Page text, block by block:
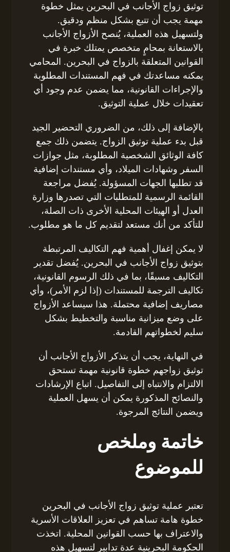
توثيق زواج الأجانب في البحرين يمثل خطوة
مهمة يجب أن تتبع بشكل منظم ودقيق.
ولتسهيل هذه العملية، يُنصح الأزواج الأجانب
بالاستعانة بمحامٍ متخصص يمتلك خبرة في
القوانين المتعلقة بالزواج في البحرين. المحامي
يمكنه مساعدتك في فهم المستندات المطلوبة
والإجراءات القانونية، مما يضمن عدم وجود أي
تعقيدات خلال عملية التوثيق.
بالإضافة إلى ذلك، من الضروري التحضير الجيد
قبل بدء عملية توثيق الزواج. يتضمن ذلك جمع
كافة الوثائق الشخصية المطلوبة، مثل جوازات
السفر وشهادات الميلاد، وأي مستندات إضافية
قد تطلبها الجهات المسؤولة. يُفضل مراجعة
القائمة الرسمية للمتطلبات التي تصدرها وزارة
العدل أو الهيئات المحلية الأخرى ذات الصلة،
للتأكد من أنك مستعد لتقديم كل ما هو مطلوب.
لا يمكن إغفال أهمية فهم التكاليف المرتبطة
بتوثيق زواج الأجانب في البحرين. يُفضل تقدير
التكاليف مسبقًا، بما في ذلك الرسوم القانونية،
تكاليف الترجمة للمستندات (إذا لزم الأمر)، وأي
مصاريف إضافية محتملة. هذا سيساعد الأزواج
على وضع ميزانية مناسبة والتخطيط بشكل
سليم لخطواتهم القادمة.
في النهاية، يجب أن يتذكر الأزواج الأجانب أن
توثيق زواجهم خطوة قانونية مهمة تستحق
الالتزام والانتباه إلى التفاصيل. اتباع الإرشادات
والنصائح المذكورة يمكن أن يسهل العملية
ويضمن النتائج المرجوة.
خاتمة وملخص
للموضوع
تعتبر عملية توثيق زواج الأجانب في البحرين
خطوة هامة تساهم في تعزيز العلاقات الأسرية
والاعتراف بها حسب القوانين المحلية. اتخذت
الحكومة البحرينية عدة تدابير لتسهيل هذه